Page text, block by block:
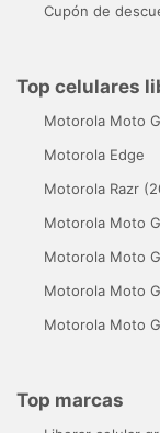
Cupón de
Top celulares
Motorola Moto
Motorola Edge
Motorola Razr
Motorola Moto
Motorola Moto
Motorola Moto
Motorola Moto
Top marcas